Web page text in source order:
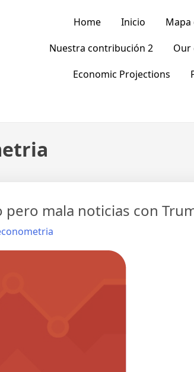
Home Inicio Mapa
Nuestra contribución 2
Our
Economic Projections
mala noticias con